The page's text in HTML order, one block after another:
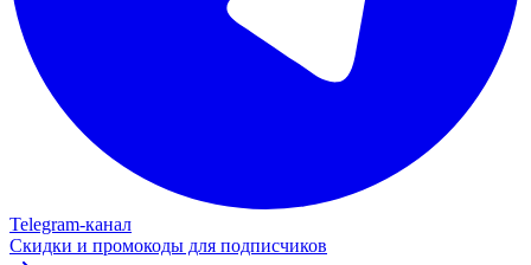
Telegram‑канал
Скидки и промокоды для подписчиков